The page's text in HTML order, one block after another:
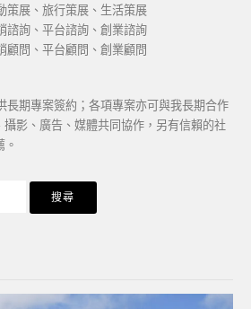
策展、旅行策展、生活策展
諮詢、平台諮詢、創業諮詢
顧問、平台顧問、創業顧問
期專案簽約；各項專案亦可與我長期合作
攝影、廣告、媒體共同協作，另有信賴的社